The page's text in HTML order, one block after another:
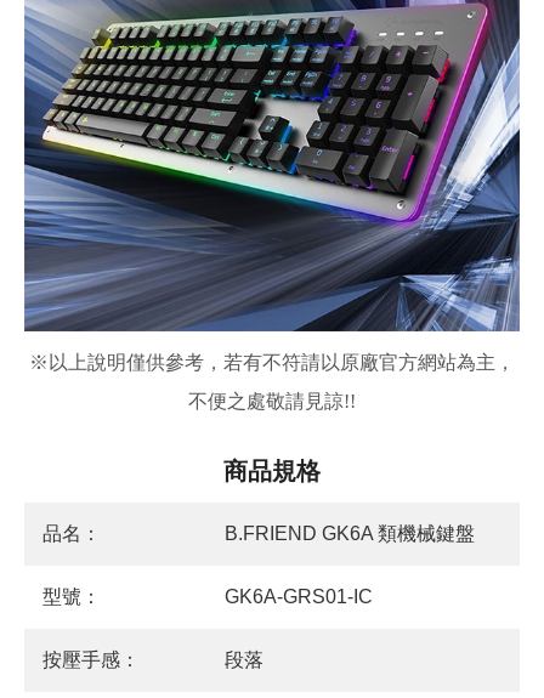
※ 以上說明僅供參考，若有不符請以原廠官方網站為主，
不便之處敬請見諒!!
商品規格
品名： B.FRIEND GK6A 類機械鍵盤
型號： GK6A-GRS01-IC
按壓手感： 段落